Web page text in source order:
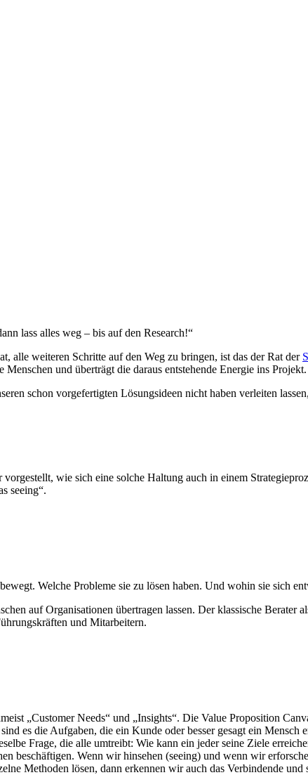
lass alles weg – bis auf den Research!“
alle weiteren Schritte auf den Weg zu bringen, ist das der Rat der
und überträgt die daraus entstehende Energie ins
schon vorgefertigten Lösungsideen nicht haben verleiten
wie sich eine solche Haltung auch in einem
seeing“.
Welche Probleme sie zu lösen haben. Und wohin sie sich
auf Organisationen übertragen lassen. Der klassische Berater
und Mitarbeitern.
„Customer Needs“ und „Insights“. Die Value Proposition
es die Aufgaben, die ein Kunde oder besser gesagt ein
Frage, die alle umtreibt: Wie kann ein jeder seine Ziele
beschäftigen. Wenn wir hinsehen (seeing) und wenn wir
Methoden lösen, dann erkennen wir auch das Verbindende